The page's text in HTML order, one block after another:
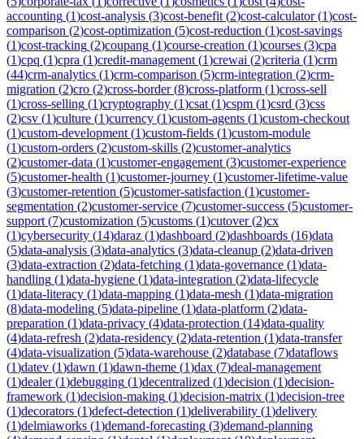
accounting (1)cost-analysis (3)cost-benefit (2)cost-calculator(1)cost-
comparison (2)cost-optimization (5)cost-reduction (1)cost-savings
(1)cost-tracking (2)coupang (1)course-creation (1)courses (3)cpa
(1)cpq (1)cpra (1)credit-management (1)crewai (2)criteria (1)crm
(44)crm-analytics (1)crm-comparison (5)crm-integration (2)crm-
migration (2)cro (2)cross-border(8)cross-platform (1)cross-sell
(1)cross-selling (1)cryptography (1)csat (1)cspm (1)csrd (3)css
(2)csv (1)culture (1)currency (1)custom-agents (1)custom-checkout
(1)custom-development (1)custom-fields (1)custom-module
(1)custom-orders (2)custom-skills (2)customer-analytics
(2)customer-data (1)customer-engagement (3)customer-experience
(5)customer-health (1)customer-journey (1)customer-lifetime-value
(3)customer-retention (5)customer-satisfaction (1)customer-
segmentation (2)customer-service (7)customer-success (5)customer-
support (7)customization (5)customs (1)cutover(2)cx
(1)cybersecurity (14)daraz (1)dashboard (2)dashboards (16)data
(5)data-analysis (3)data-analytics (3)data-cleanup (2)data-driven
(3)data-extraction (2)data-fetching (1)data-governance (1)data-
handling (1)data-hygiene (1)data-integration (2)data-lifecycle
(1)data-literacy (1)data-mapping (1)data-mesh (1)data-migration
(8)data-modeling (5)data-pipeline (1)data-platform (2)data-
preparation (1)data-privacy (4)data-protection (14)data-quality
(4)data-refresh (2)data-residency (2)data-retention (1)data-transfer
(4)data-visualization (5)data-warehouse (2)database (7)dataflows
(1)datev (1)dawn (1)dawn-theme (1)dax (7)deal-management
(1)dealer(1)debugging (1)decentralized (1)decision (1)decision-
framework (1)decision-making (1)decision-matrix (1)decision-tree
(1)decorators (1)defect-detection (1)deliverability (1)delivery
(1)delmiaworks (1)demand-forecasting (3)demand-planning